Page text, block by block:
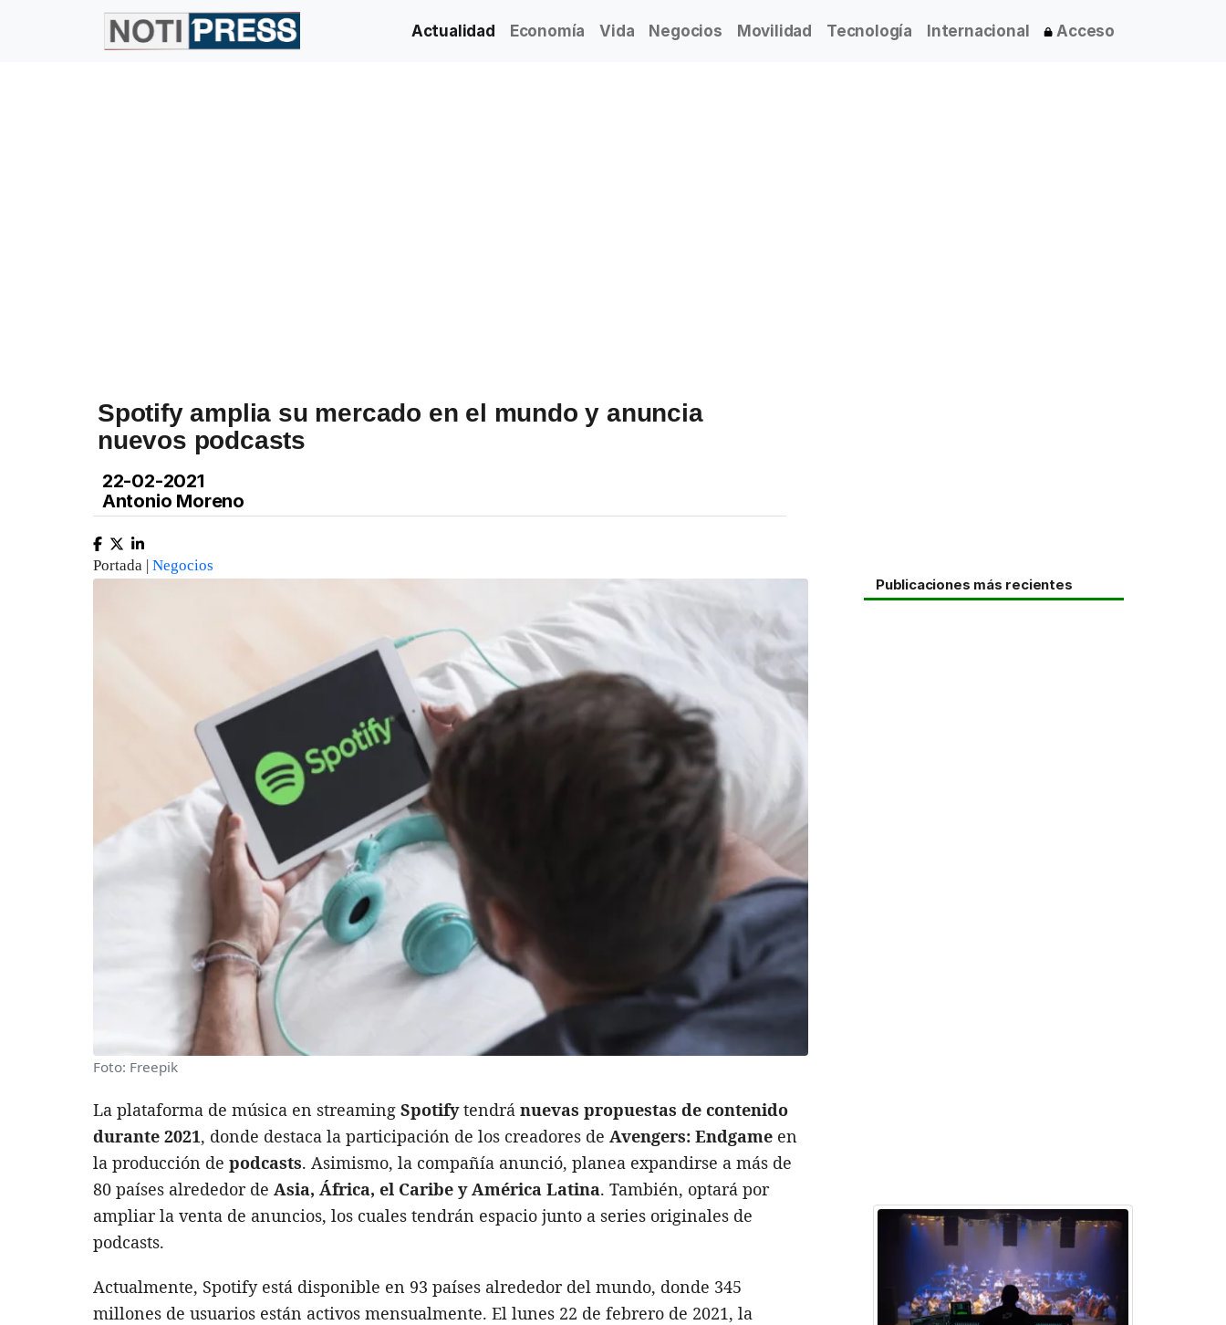
Actualidad Economía Vida Negocios Movilidad Tecnología Internacional Acceso
Spotify amplia su mercado en el mundo y anuncia
nuevos podcasts
22-02-2021
Antonio Moreno
Portada | Negocios
Foto: Freepik
La plataforma de música en streaming Spotifytendrá nuevas propuestas de contenido
durante 2021, donde destaca la participación de los creadores de Avengers: Endgame en
la producción de podcasts. Asimismo, la compañía anunció, planea expandirse a más de
80 países alrededor de Asia, África, el Caribe y América Latina. También, optará por
ampliar la venta de anuncios, los cuales tendrán espacio junto a series originales de
podcasts.
Actualmente, Spotify está disponible en 93 países alrededor del mundo, donde 345
millones de usuarios están activos mensualmente. El lunes 22 de febrero de 2021, la
Publicaciones más recientes